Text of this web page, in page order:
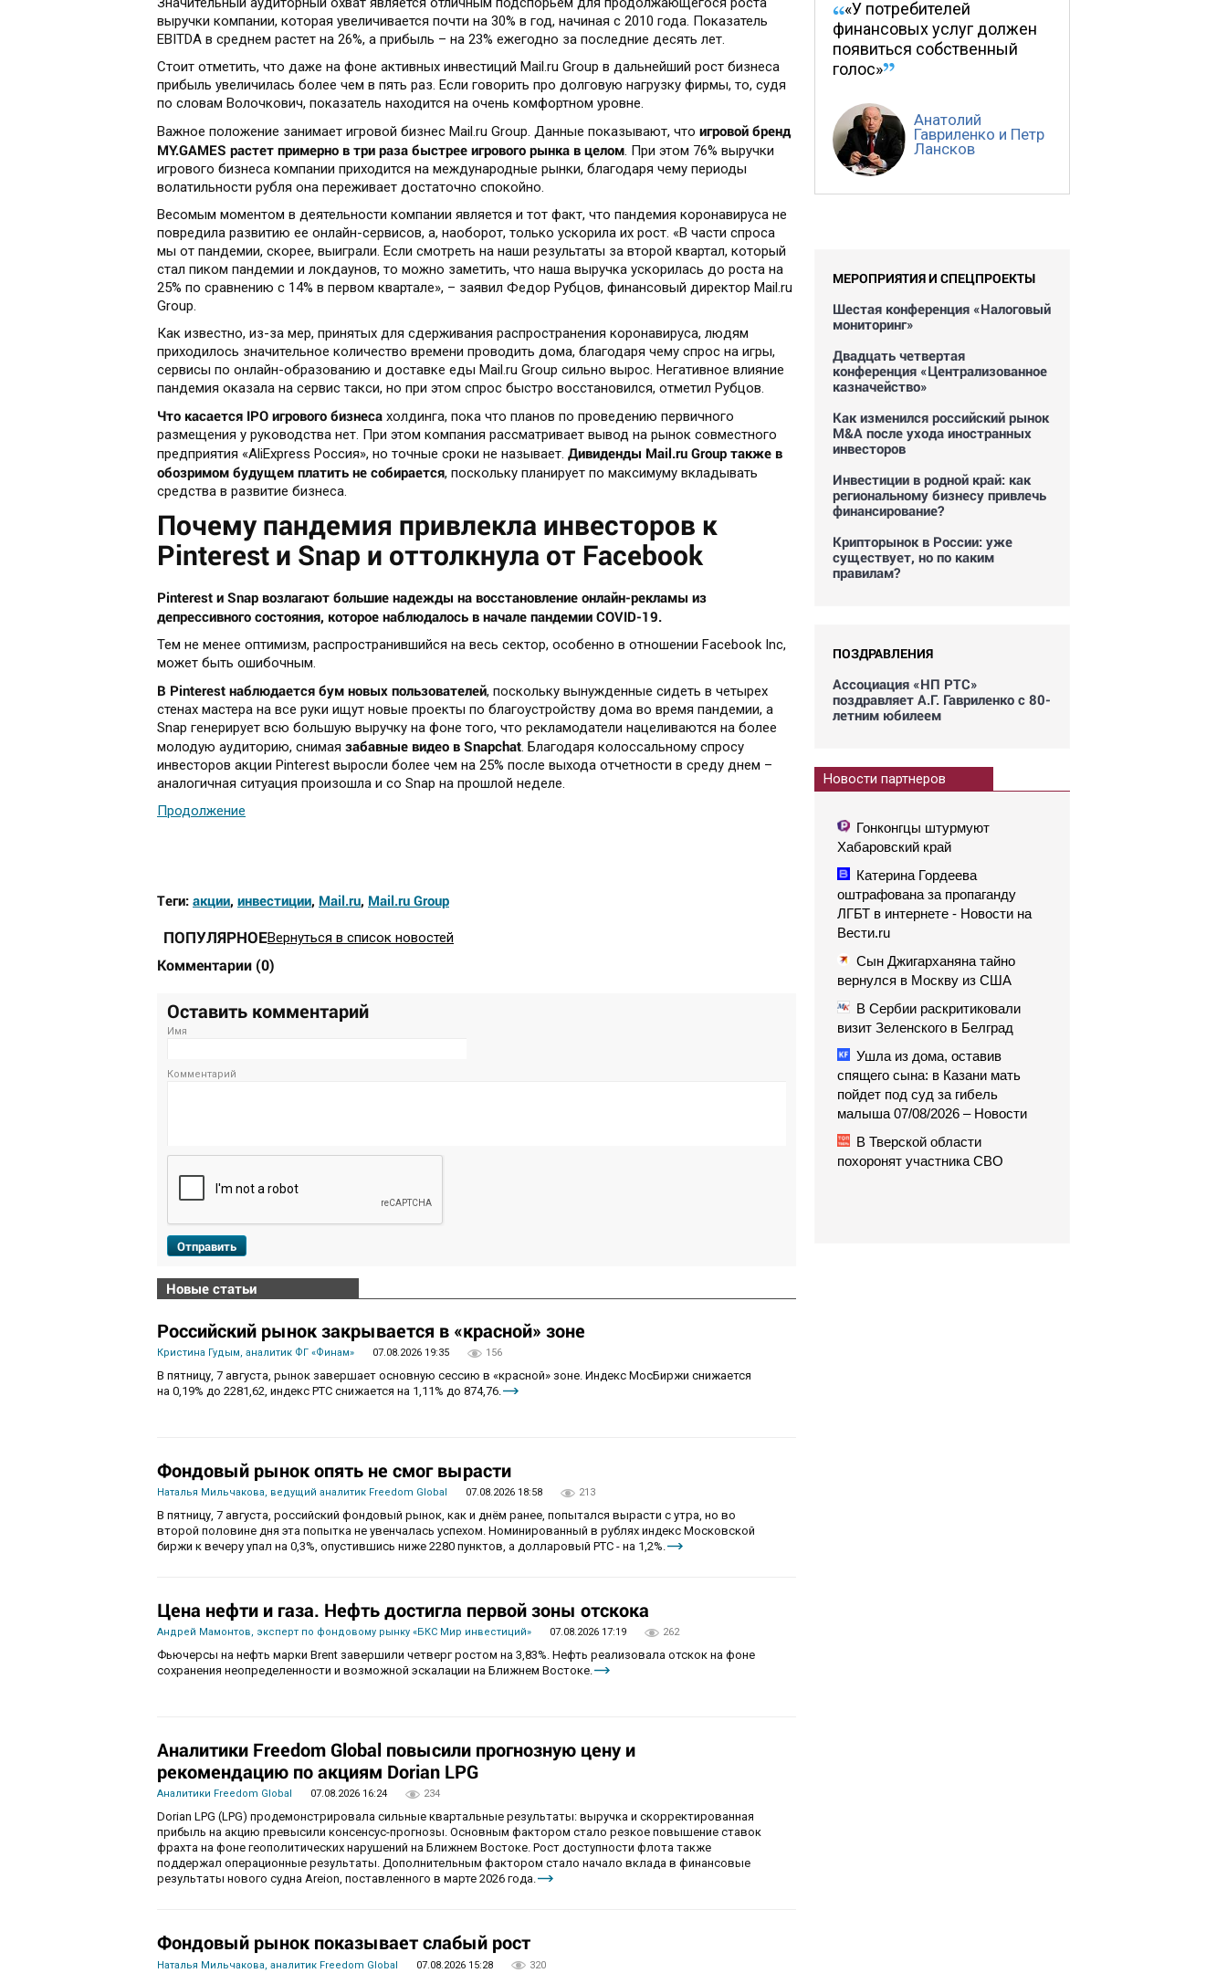
выручки компании, которая увеличивается почти на 30% в год, начиная с 2010 года. Показатель
EBITDA в среднем растет на 26%, а прибыль – на 23% ежегодно за последние десять лет.
Стоит отметить, что даже на фоне активных инвестиций Mail.ru Group в дальнейший рост бизнеса
прибыль увеличилась более чем в пять раз. Если говорить про долговую нагрузку фирмы, то, судя
по словам Волочкович, показатель находится на очень комфортном уровне.
Важное положение занимает игровой бизнес Mail.ru Group. Данные показывают, что игровой бренд
MY.GAMES растет примерно в три раза быстрее игрового рынка в целом. При этом 76% выручки
игрового бизнеса компании приходится на международные рынки, благодаря чему периоды
волатильности рубля она переживает достаточно спокойно.
Весомым моментом в деятельности компании является и тот факт, что пандемия коронавируса не
повредила развитию ее онлайн-сервисов, а, наоборот, только ускорила их рост. «В части спроса
мы от пандемии, скорее, выиграли. Если смотреть на наши результаты за второй квартал, который
стал пиком пандемии и локдаунов, то можно заметить, что наша выручка ускорилась до роста на
25% по сравнению с 14% в первом квартале», – заявил Федор Рубцов, финансовый директор Mail.ru
Group.
Как известно, из-за мер, принятых для сдерживания распространения коронавируса, людям
приходилось значительное количество времени проводить дома, благодаря чему спрос на игры,
сервисы по онлайн-образованию и доставке еды Mail.ru Group сильно вырос. Негативное влияние
пандемия оказала на сервис такси, но при этом спрос быстро восстановился, отметил Рубцов.
Что касается IPO игрового бизнеса холдинга, пока что планов по проведению первичного
размещения у руководства нет. При этом компания рассматривает вывод на рынок совместного
предприятия «AliExpress Россия», но точные сроки не называет. Дивиденды Mail.ru Group также в
обозримом будущем платить не собирается, поскольку планирует по максимуму вкладывать
средства в развитие бизнеса.
Почему пандемия привлекла инвесторов к
Pinterest и Snap и оттолкнула от Facebook
Pinterest и Snap возлагают большие надежды на восстановление онлайн-рекламы из
депрессивного состояния, которое наблюдалось в начале пандемии COVID-19.
Тем не менее оптимизм, распространившийся на весь сектор, особенно в отношении Facebook Inc,
может быть ошибочным.
В Pinterest наблюдается бум новых пользователей, поскольку вынужденные сидеть в четырех
стенах мастера на все руки ищут новые проекты по благоустройству дома во время пандемии, а
Snap генерирует всю большую выручку на фоне того, что рекламодатели нацеливаются на более
молодую аудиторию, снимая забавные видео в Snapchat. Благодаря колоссальному спросу
инвесторов акции Pinterest выросли более чем на 25% после выхода отчетности в среду днем –
аналогичная ситуация произошла и со Snap на прошлой неделе.
Продолжение
Теги: акции, инвестиции, Mail.ru, Mail.ru Group
ПОПУЛЯРНОЕВернуться в список новостей
Комментарии (0)
Оставить комментарий
Имя
Комментарий
Отправить
Новые статьи
Российский рынок закрывается в «красной» зоне
Кристина Гудым, аналитик ФГ «Финам» 07.08.2026 19:35 156
В пятницу, 7 августа, рынок завершает основную сессию в «красной» зоне. Индекс МосБиржи снижается
на 0,19% до 2281,62, индекс РТС снижается на 1,11% до 874,76.
Фондовый рынок опять не смог вырасти
Наталья Мильчакова, ведущий аналитик Freedom Global 07.08.2026 18:58 213
В пятницу, 7 августа, российский фондовый рынок, как и днём ранее, попытался вырасти с утра, но во
второй половине дня эта попытка не увенчалась успехом. Номинированный в рублях индекс Московской
биржи к вечеру упал на 0,3%, опустившись ниже 2280 пунктов, а долларовый РТС - на 1,2%.
Цена нефти и газа. Нефть достигла первой зоны отскока
Андрей Мамонтов, эксперт по фондовому рынку «БКС Мир инвестиций» 07.08.2026 17:19 262
Фьючерсы на нефть марки Brent завершили четверг ростом на 3,83%. Нефть реализовала отскок на фоне
сохранения неопределенности и возможной эскалации на Ближнем Востоке.
Аналитики Freedom Global повысили прогнозную цену и
рекомендацию по акциям Dorian LPG
Аналитики Freedom Global 07.08.2026 16:24 234
Dorian LPG (LPG) продемонстрировала сильные квартальные результаты: выручка и скорректированная
прибыль на акцию превысили консенсус-прогнозы. Основным фактором стало резкое повышение ставок
фрахта на фоне геополитических нарушений на Ближнем Востоке. Рост доступности флота также
поддержал операционные результаты. Дополнительным фактором стало начало вклада в финансовые
результаты нового судна Areion, поставленного в марте 2026 года.
Фондовый рынок показывает слабый рост
Наталья Мильчакова, аналитик Freedom Global 07.08.2026 15:28 320
«У потребителей
финансовых услуг должен
появиться собственный
голос»
Анатолий
Гавриленко и Петр
Лансков
МЕРОПРИЯТИЯ И СПЕЦПРОЕКТЫ
Шестая конференция «Налоговый
мониторинг»
Двадцать четвертая
конференция «Централизованное
казначейство»
Как изменился российский рынок
M&A после ухода иностранных
инвесторов
Инвестиции в родной край: как
региональному бизнесу привлечь
финансирование?
Крипторынок в России: уже
существует, но по каким
правилам?
ПОЗДРАВЛЕНИЯ
Ассоциация «НП РТС»
поздравляет А.Г. Гавриленко с 80-
летним юбилеем
Новости партнеров
Гонконгцы штурмуют
Хабаровский край
Катерина Гордеева
оштрафована за пропаганду
ЛГБТ в интернете - Новости на
Вести.ru
Сын Джигарханяна тайно
вернулся в Москву из США
В Сербии раскритиковали
визит Зеленского в Белград
Ушла из дома, оставив
спящего сына: в Казани мать
пойдет под суд за гибель
малыша 07/08/2026 – Новости
В Тверской области
похоронят участника СВО